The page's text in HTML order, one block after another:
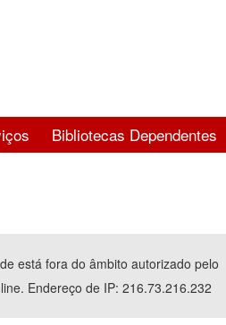
Bibliotecas Dependentes
está fora do âmbito autorizado pelo
Endereço de IP: 216.73.216.232